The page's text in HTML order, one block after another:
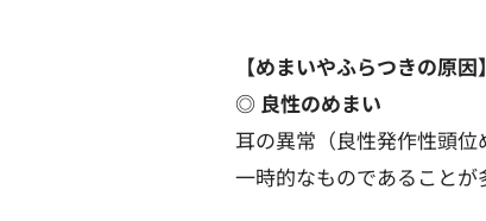
【めまいやふらつきの原因】
◎ 良性のめまい
耳の異常（良性発作性頭位
一時的なものであること